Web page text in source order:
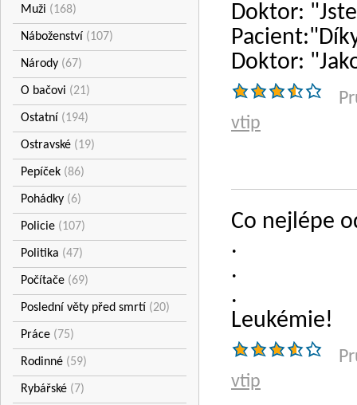
Muži (168)
Náboženství (107)
Národy (67)
O bačovi (21)
Ostatní (194)
Ostravské (19)
Pepíček (86)
Pohádky (6)
Policie (107)
Politika (47)
Počítače (69)
Poslední věty před smrtí (20)
Práce (75)
Rodinné (59)
Rybářské (7)
Doktor:
Doktor:
vtip
Co nejlépe
.
.
.
Leukémie!
vtip